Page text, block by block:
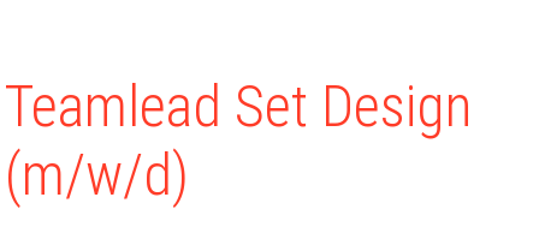
Teamlead Set Design
(m/w/d)